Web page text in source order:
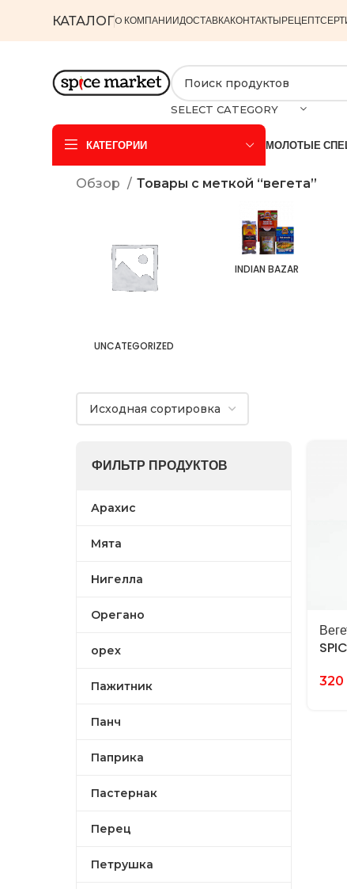
КАТАЛОГO КОМПАНИИДОСТАВКАКОНТАКТЫРЕЦЕПТ
SELECT CATEGORY
КАТЕГОРИИ МОЛОТЫЕ
Обзор Товары с меткой “вегета”
UNCATEGORIZED
INDIAN BAZAR
ФИЛЬТР ПРОДУКТОВ
Арахис
Мята
Нигелла
Орегано
орех
Пажитник
Панч
Паприка
Пастернак
Перец
Петрушка
320